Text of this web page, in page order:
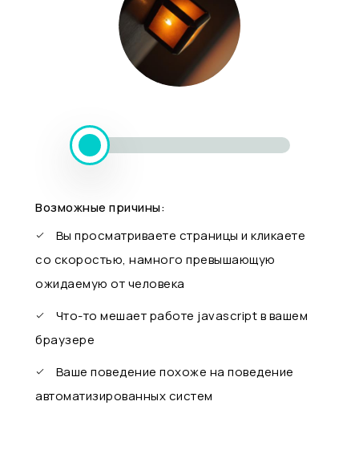
Возможные причины:
Вы просматриваете страницы и кликаете
со скоростью, намного превышающую
ожидаемую от человека
Что-то мешает работе javascript в вашем
браузере
Ваше поведение похоже на поведение
автоматизированных систем